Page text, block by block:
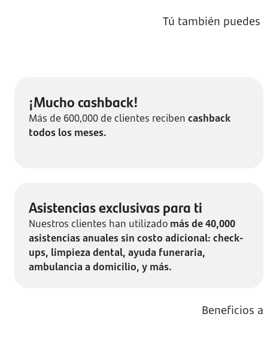
Tú también
¡Mucho cashback!
Más de 600,000 de clientes reciben cashback
todos los meses.
Asistencias exclusivas para ti
Nuestros clientes han utilizado más de 40,000
asistencias anuales sin costo adicional: check-
ups, limpieza dental, ayuda funeraria,
ambulancia a domicilio, y más.
Beneficios